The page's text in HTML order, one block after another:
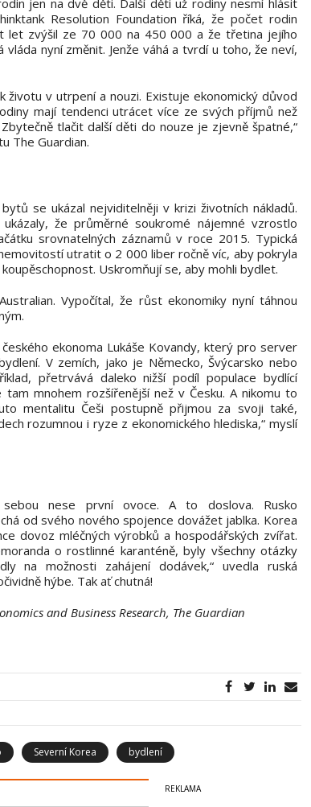
Resolution Foundation říká, že počet rodin
let zvýšil ze 70 000 na 450 000 a že třetina jejího
nyní změnit. Jenže váhá a tvrdí u toho, že neví,
v utrpení a nouzi. Existuje ekonomický důvod
mají tendenci utrácet více ze svých příjmů než
tlačit další děti do nouze je zjevně špatné,“
The Guardian.
se ukázal nejviditelněji v krizi životních nákladů.
že průměrné soukromé nájemné vzrostlo
srovnatelných záznamů v roce 2015. Typická
utratit o 2 000 liber ročně víc, aby pokryla
Uskromňují se, aby mohli bydlet.
Vypočítal, že růst ekonomiky nyní táhnou
ekonoma Lukáše Kovandy, který pro server
V zemích, jako je Německo, Švýcarsko nebo
přetrvává daleko nižší podíl populace bydlící
mnohem rozšířenější než v Česku. A nikomu to
mentalitu Češi postupně přijmou za svoji také,
rozumnou i ryze z ekonomického hlediska,“ myslí
nese první ovoce. A to doslova. Rusko
od svého nového spojence dovážet jablka. Korea
dovoz mléčných výrobků a hospodářských zvířat.
o rostlinné karanténě, byly všechny otázky
na možnosti zahájení dodávek,“ uvedla ruská
hýbe. Tak ať chutná!
and Business Research, The Guardian
Severní Korea bydlení